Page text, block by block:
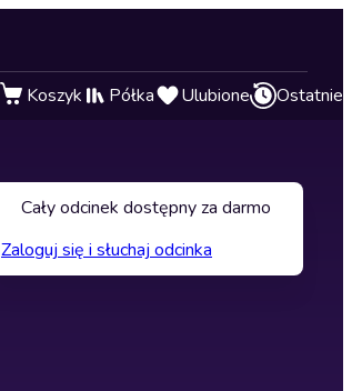
Koszyk Półka Ulubione Ostatnie
Cały odcinek dostępny za darmo
Zaloguj się i słuchaj odcinka